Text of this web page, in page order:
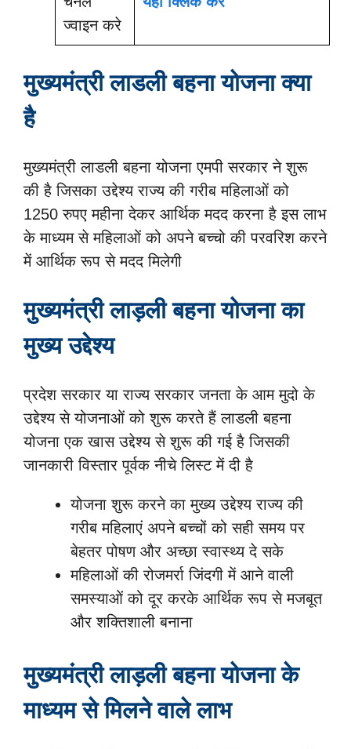
ज्वाइन करे
मुख्यमंत्री लाडली बहना योजना क्या
है
मुख्यमंत्री लाडली बहना योजना एमपी सरकार ने शुरू
की है जिसका उद्देश्य राज्य की गरीब महिलाओं को
1250 रुपए महीना देकर आर्थिक मदद करना है इस लाभ
के माध्यम से महिलाओं को अपने बच्चो की परवरिश करने
में आर्थिक रूप से मदद मिलेगी
मुख्यमंत्री लाड़ली बहना योजना का
मुख्य उद्देश्य
प्रदेश सरकार या राज्य सरकार जनता के आम मुदो के
उद्देश्य से योजनाओं को शुरू करते हैं लाडली बहना
योजना एक खास उद्देश्य से शुरू की गई है जिसकी
जानकारी विस्तार पूर्वक नीचे लिस्ट में दी है
योजना शुरू करने का मुख्य उद्देश्य राज्य की
गरीब महिलाएं अपने बच्चों को सही समय पर
बेहतर पोषण और अच्छा स्वास्थ्य दे सके
महिलाओं की रोजमर्रा जिंदगी में आने वाली
समस्याओं को दूर करके आर्थिक रूप से मजबूत
और शक्तिशाली बनाना
मुख्यमंत्री लाड़ली बहना योजना के
माध्यम से मिलने वाले लाभ